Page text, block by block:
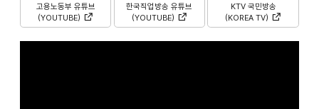
고용노동부 유튜브
(YOUTUBE)
한국직업방송유튜브
(YOUTUBE)
KTV 국민방송
(KOREA TV)